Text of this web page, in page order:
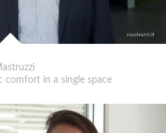
comfort in a single space